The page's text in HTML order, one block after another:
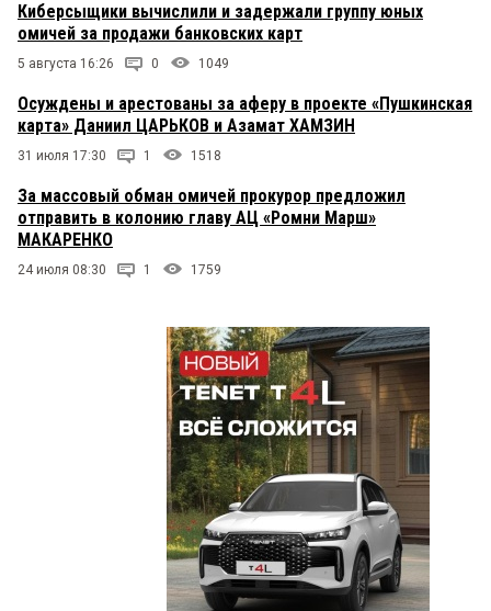
Киберсыщики вычислили и задержали группу юных
омичей за продажи банковских карт
5 августа 16:26 0 1049
Осуждены и арестованы за аферу в проекте «Пушкинская
карта» Даниил ЦАРЬКОВ и Азамат ХАМЗИН
31 июля 17:30 1 1518
За массовый обман омичей прокурор предложил
отправить в колонию главу АЦ «Ромни Марш»
МАКАРЕНКО
24 июля 08:30 1 1759